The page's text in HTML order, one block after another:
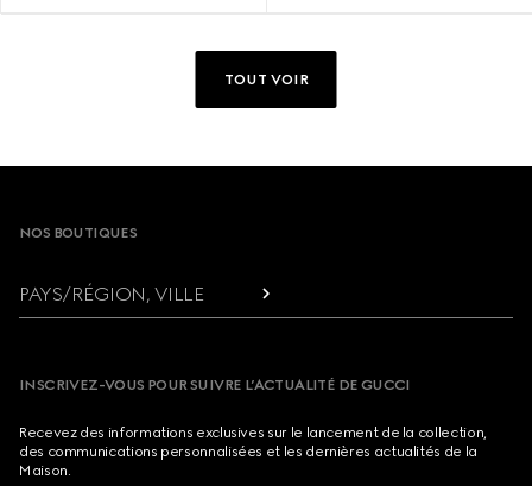
TOUT VOIR
Footer
NOS BOUTIQUES
PAYS/RÉGION, VILLE
INSCRIVEZ-VOUS POUR SUIVRE L’ACTUALITÉ DE GUCCI
Recevez des informations exclusives sur le lancement de la collection,
des communications personnalisées et les dernières actualités de la
Maison.